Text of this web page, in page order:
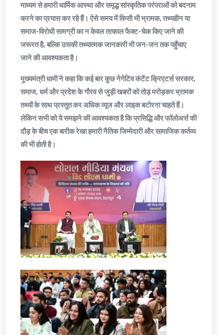
माध्यम से हमारी धार्मिक आस्था और समृद्ध सांस्कृतिक परंपराओं को बदनाम
करने का प्रयास कर रहे हैं। ऐसे समय में किसी भी भ्रामक, तथ्यहीन या
समाज-विरोधी सामग्री का न केवल तत्काल फैक्ट-चेक किए जाने की
जरूरत है, बल्कि उसकी तथ्यात्मक जानकारी भी जन-जन तक पहुँचाए
जाने की आवश्यकता है।
मुख्यमंत्री धामी ने कहा कि कई बार कुछ नेगेटिव कंटेंट क्रिएटर्स सरकार,
समाज, धर्म और प्रदेश के गौरव से जुड़ी खबरों को तोड़ मरोड़कर भ्रामक
तथ्यों के साथ प्रस्तुत कर अधिक व्यूज और लाइक बटोरना चाहते हैं।
लेकिन सभी को ये समझने की आवश्यकता है कि प्रसिद्धि और फॉलोअर्स की
दौड़ के बीच एक बारीक रेखा हमारी नैतिक जिम्मेदारी और सामाजिक कर्तव्य
की भी होती है।